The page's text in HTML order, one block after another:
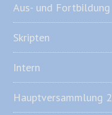
Aus- und Fortbildung
Skripten
Intern
Hauptversammlung